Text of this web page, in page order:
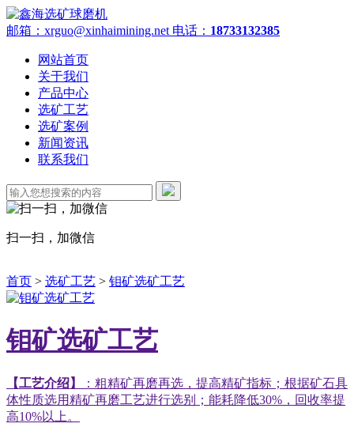
邮箱：xrguo@xinhaimining.net 电话： 18733132385
网站首页
关于我们
产品中心
选矿工艺
选矿案例
新闻资讯
联系我们
扫一扫，加微信
首页 > 选矿工艺 > 钼矿选矿工艺
钼矿选矿工艺
【工艺介绍】
：粗精矿再磨再选，提高精矿指标；根据矿石具
体性质选用精矿再磨工艺进行选别；能耗降低30%，回收率提
高10%以上。